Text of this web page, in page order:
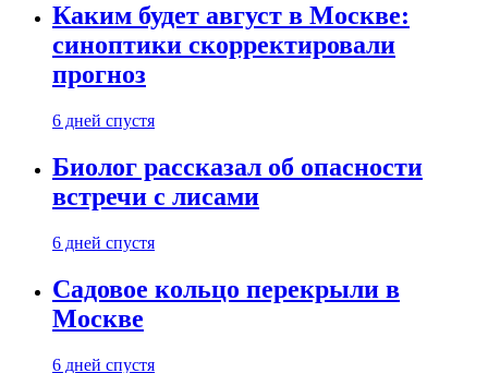
Каким будет август в Москве:
синоптики скорректировали
прогноз
6 дней спустя
Биолог рассказал об опасности
встречи с лисами
6 дней спустя
Садовое кольцо перекрыли в
Москве
6 дней спустя